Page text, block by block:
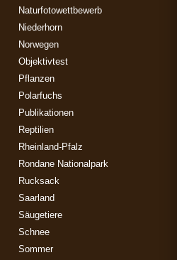
Naturfotowettbewerb
Niederhorn
Norwegen
Objektivtest
Pflanzen
Polarfuchs
Publikationen
Reptilien
Rheinland-Pfalz
Rondane Nationalpark
Rucksack
Saarland
Säugetiere
Schnee
Sommer